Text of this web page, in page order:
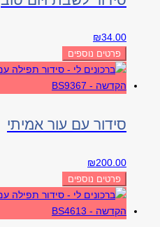
₪34.00
פרטים נוספים
סידור עם עור אמיתי
₪200.00
פרטים נוספים